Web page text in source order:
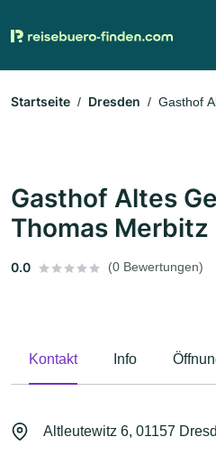
Startseite Dresden Gasthof
Gasthof Altes
Thomas Merbitz
0.0 (0 Bewertungen)
Kontakt Info
Altleutewitz 6, 01157